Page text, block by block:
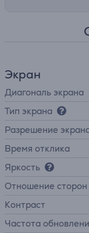
Экран
Диагональ экрана
Тип экрана
Разрешение
Время отклика
Яркость
Отношение сторон
Контраст
Частота